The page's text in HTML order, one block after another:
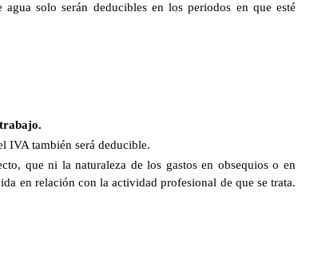
solo serán deducibles en los periodos en que esté
IVA también será deducible.
que ni la naturaleza de los gastos en obsequios o en
en relación con la actividad profesional de que se trata.